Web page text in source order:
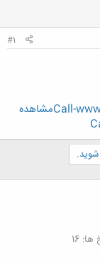
#1
مشاهده
16